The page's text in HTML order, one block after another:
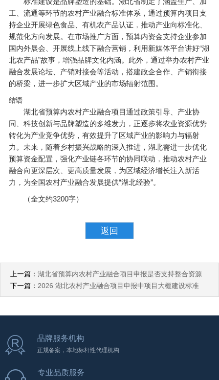
工、流通等环节的农村产业融合标准体系，通过预算内项目支
持企业开展绿色食品、有机农产品认证，推动产业向标准化、
规范化方向发展。在市场推广方面，预算内资金支持企业参加
国内外展会、开展线上线下融合营销，利用新媒体平台讲好“湖
北农产品”故事，增强品牌文化内涵。此外，通过举办农村产业
融合发展论坛、产销对接会等活动，搭建政企合作、产销衔接
的桥梁，进一步扩大区域产业的市场辐射范围。
结语
湖北省预算内农村产业融合项目通过政策引导、产业协
同、科技创新与品牌塑造的多维发力，正逐步将农业资源优势
转化为产业竞争优势，有效提升了区域产业的影响力与辐射
力。未来，随着乡村振兴战略的深入推进，湖北需进一步优化
预算资金配置，强化产业链各环节的协同联动，推动农村产业
融合向更深层次、更高质量发展，为区域经济增长注入新活
力，为全国农村产业融合发展提供“湖北经验”。
（全文约3200字）
返回
上一篇： 湖北省预算内农村产业融合项目申报是否支持整合资源
下一篇： 2026 湖北农村产业融合项目申报中项目大棚建设标准
品牌服务机构
正规备案，本地标杆性代理机构
专业品质服务